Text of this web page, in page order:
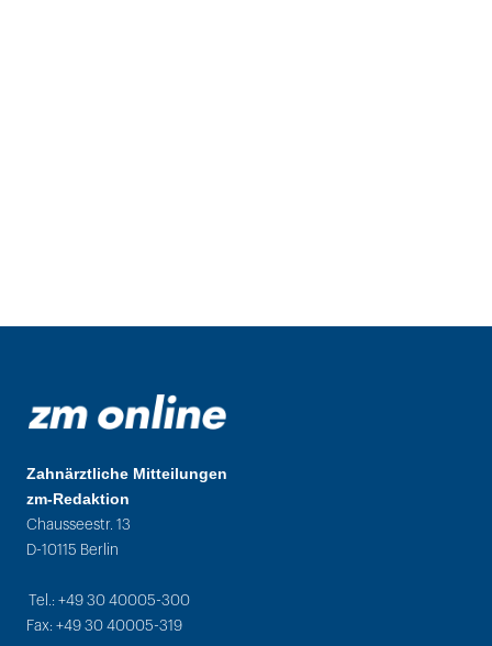
Zahnärztliche Mitteilungen
zm-Redaktion
Chausseestr. 13
D-10115 Berlin
Tel.: +49 30 40005-300
Fax: +49 30 40005-319